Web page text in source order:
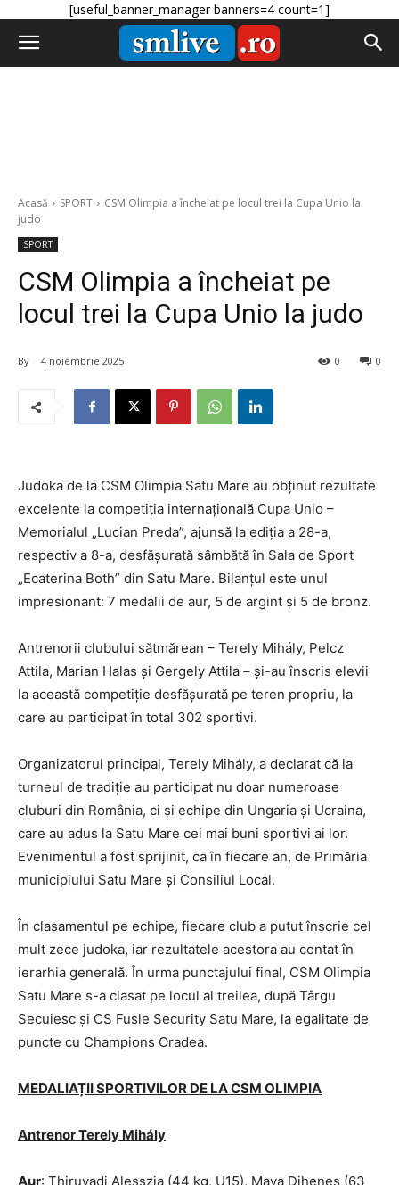
[useful_banner_manager banners=4 count=1]
Acasă SPORT
CSM Olimpia a încheiat pe locul trei la Cupa Unio la
judo
SPORT
CSM Olimpia a încheiat pe
locul trei la Cupa Unio la judo
By 4 noiembrie 2025 0
0
Judoka de la CSM Olimpia Satu Mare au obținut rezultate
excelente la competiția internațională Cupa Unio –
Memorialul „Lucian Preda”, ajunsă la ediția a 28-a,
respectiv a 8-a, desfășurată sâmbătă în Sala de Sport
„Ecaterina Both” din Satu Mare. Bilanțul este unul
impresionant: 7 medalii de aur, 5 de argint și 5 de bronz.
Antrenorii clubului sătmărean – Terely Mihály, Pelcz
Attila, Marian Halas și Gergely Attila – și-au înscris elevii
la această competiție desfășurată pe teren propriu, la
care au participat în total 302 sportivi.
Organizatorul principal, Terely Mihály, a declarat că la
turneul de tradiție au participat nu doar numeroase
cluburi din România, ci și echipe din Ungaria și Ucraina,
care au adus la Satu Mare cei mai buni sportivi ai lor.
Evenimentul a fost sprijinit, ca în fiecare an, de Primăria
municipiului Satu Mare și Consiliul Local.
În clasamentul pe echipe, fiecare club a putut înscrie cel
mult zece judoka, iar rezultatele acestora au contat în
ierarhia generală. În urma punctajului final, CSM Olimpia
Satu Mare s-a clasat pe locul al treilea, după Târgu
Secuiesc și CS Fușle Security Satu Mare, la egalitate de
puncte cu Champions Oradea.
MEDALIAȚII SPORTIVILOR DE LA CSM OLIMPIA
Antrenor Terely Mihály
Aur: Thiruvadi Alesszia (44 kg, U15), Maya Dihenes (63